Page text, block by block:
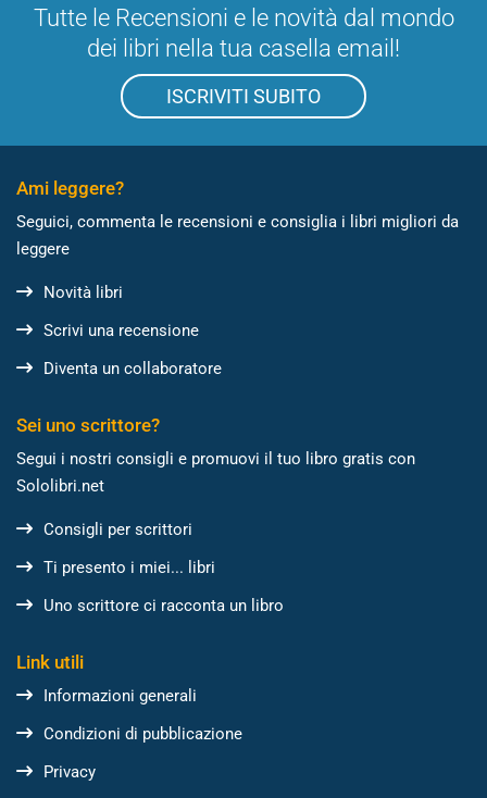
Tutte le Recensioni e le novità dal mondo
dei libri nella tua casella email!
ISCRIVITI SUBITO
Ami leggere?
Seguici, commenta le recensioni e consiglia i libri migliori da
leggere
Novità libri
Scrivi una recensione
Diventa un collaboratore
Sei uno scrittore?
Segui i nostri consigli e promuovi il tuo libro gratis con
Sololibri.net
Consigli per scrittori
Ti presento i miei... libri
Uno scrittore ci racconta un libro
Link utili
Informazioni generali
Condizioni di pubblicazione
Privacy